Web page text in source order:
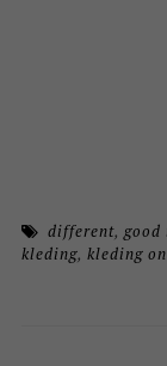
different,
kleding, kleding